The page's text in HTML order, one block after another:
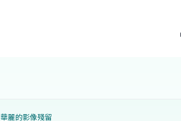
華麗的影像殘留